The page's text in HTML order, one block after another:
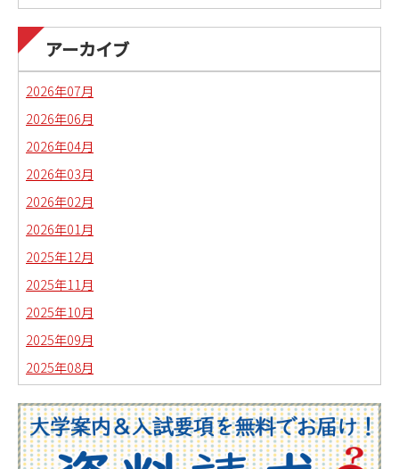
アーカイブ
2026年07月
2026年06月
2026年04月
2026年03月
2026年02月
2026年01月
2025年12月
2025年11月
2025年10月
2025年09月
2025年08月
2025年06月
2025年05月